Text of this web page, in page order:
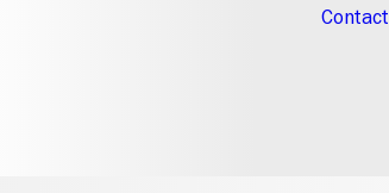
Contact